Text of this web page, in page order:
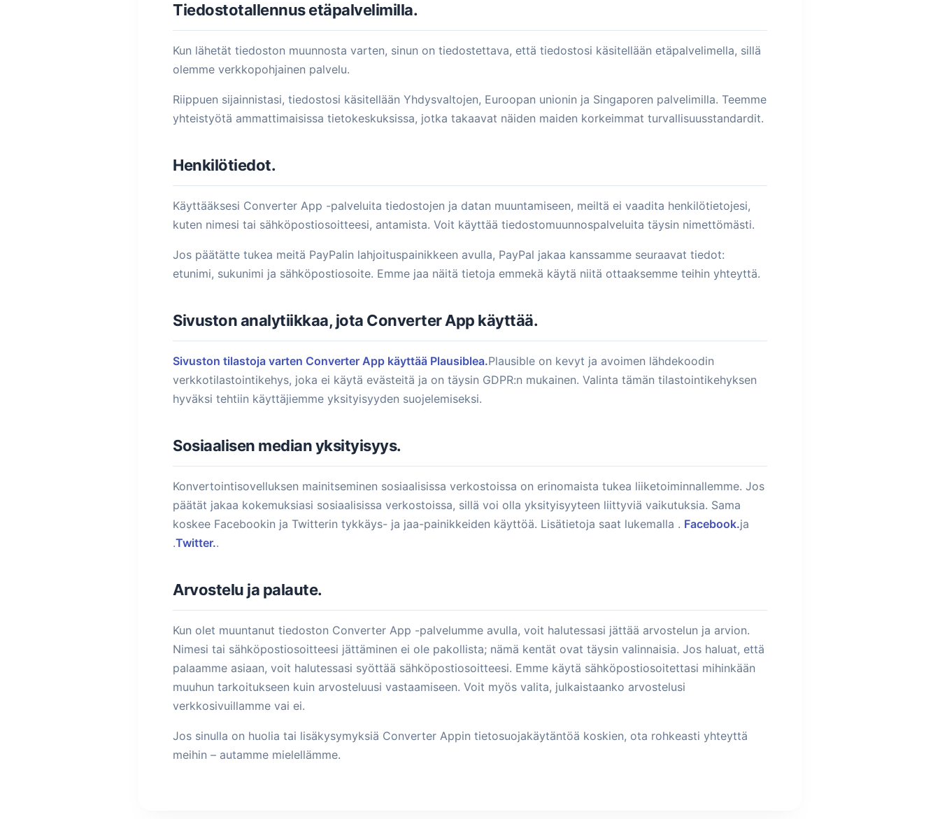
Tiedostotallennus etäpalvelimilla.
Kun lähetät tiedoston muunnosta varten, sinun on tiedostettava, että tiedostosi käsitellään etäpalvelimella, sillä
olemme verkkopohjainen palvelu.
Riippuen sijainnistasi, tiedostosi käsitellään Yhdysvaltojen, Euroopan unionin ja Singaporen palvelimilla. Teemme
yhteistyötä ammattimaisissa tietokeskuksissa, jotka takaavat näiden maiden korkeimmat turvallisuusstandardit.
Henkilötiedot.
Käyttääksesi Converter App -palveluita tiedostojen ja datan muuntamiseen, meiltä ei vaadita henkilötietojesi,
kuten nimesi tai sähköpostiosoitteesi, antamista. Voit käyttää tiedostomuunnospalveluita täysin nimettömästi.
Jos päätätte tukea meitä PayPalin lahjoituspainikkeen avulla, PayPal jakaa kanssamme seuraavat tiedot:
etunimi, sukunimi ja sähköpostiosoite. Emme jaa näitä tietoja emmekä käytä niitä ottaaksemme teihin yhteyttä.
Sivuston analytiikkaa, jota Converter App käyttää.
Sivuston tilastoja varten Converter App käyttää Plausiblea.Plausible on kevyt ja avoimen lähdekoodin
verkkotilastointikehys, joka ei käytä evästeitä ja on täysin GDPR:n mukainen. Valinta tämän tilastointikehyksen
hyväksi tehtiin käyttäjiemme yksityisyyden suojelemiseksi.
Sosiaalisen median yksityisyys.
Konvertointisovelluksen mainitseminen sosiaalisissa verkostoissa on erinomaista tukea liiketoiminnallemme. Jos
päätät jakaa kokemuksiasi sosiaalisissa verkostoissa, sillä voi olla yksityisyyteen liittyviä vaikutuksia. Sama
koskee Facebookin ja Twitterin tykkäys- ja jaa-painikkeiden käyttöä. Lisätietoja saat lukemalla . Facebook.ja
.Twitter..
Arvostelu ja palaute.
Kun olet muuntanut tiedoston Converter App -palvelumme avulla, voit halutessasi jättää arvostelun ja arvion.
Nimesi tai sähköpostiosoitteesi jättäminen ei ole pakollista; nämä kentät ovat täysin valinnaisia. Jos haluat, että
palaamme asiaan, voit halutessasi syöttää sähköpostiosoitteesi. Emme käytä sähköpostiosoitettasi mihinkään
muuhun tarkoitukseen kuin arvosteluusi vastaamiseen. Voit myös valita, julkaistaanko arvostelusi
verkkosivuillamme vai ei.
Jos sinulla on huolia tai lisäkysymyksiä Converter Appin tietosuojakäytäntöä koskien, ota rohkeasti yhteyttä
meihin – autamme mielellämme.